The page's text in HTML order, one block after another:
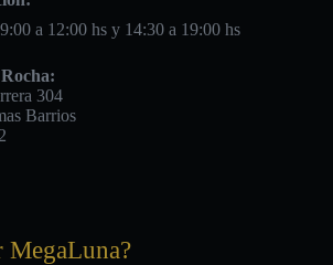
9:00 a 12:00 hs y 14:30 a 19:00 hs
304
Barrios
MegaLuna?